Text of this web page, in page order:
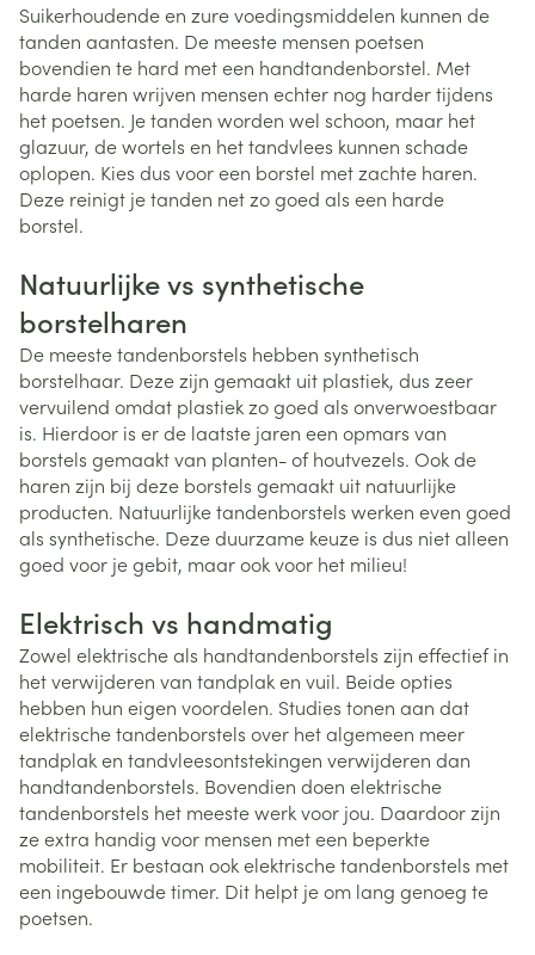
Suikerhoudende en zure voedingsmiddelen kunnen de
tanden aantasten. De meeste mensen poetsen
bovendien te hard met een handtandenborstel. Met
harde haren wrijven mensen echter nog harder tijdens
het poetsen. Je tanden worden wel schoon, maar het
glazuur, de wortels en het tandvlees kunnen schade
oplopen. Kies dus voor een borstel met zachte haren.
Deze reinigt je tanden net zo goed als een harde
borstel.
Natuurlijke vs synthetische
borstelharen
De meeste tandenborstels hebben synthetisch
borstelhaar. Deze zijn gemaakt uit plastiek, dus zeer
vervuilend omdat plastiek zo goed als onverwoestbaar
is. Hierdoor is er de laatste jaren een opmars van
borstels gemaakt van planten- of houtvezels. Ook de
haren zijn bij deze borstels gemaakt uit natuurlijke
producten. Natuurlijke tandenborstels werken even goed
als synthetische. Deze duurzame keuze is dus niet alleen
goed voor je gebit, maar ook voor het milieu!
Elektrisch vs handmatig
Zowel elektrische als handtandenborstels zijn effectief in
het verwijderen van tandplak en vuil. Beide opties
hebben hun eigen voordelen. Studies tonen aan dat
elektrische tandenborstels over het algemeen meer
tandplak en tandvleesontstekingen verwijderen dan
handtandenborstels. Bovendien doen elektrische
tandenborstels het meeste werk voor jou. Daardoor zijn
ze extra handig voor mensen met een beperkte
mobiliteit. Er bestaan ook elektrische tandenborstels met
een ingebouwde timer. Dit helpt je om lang genoeg te
poetsen.